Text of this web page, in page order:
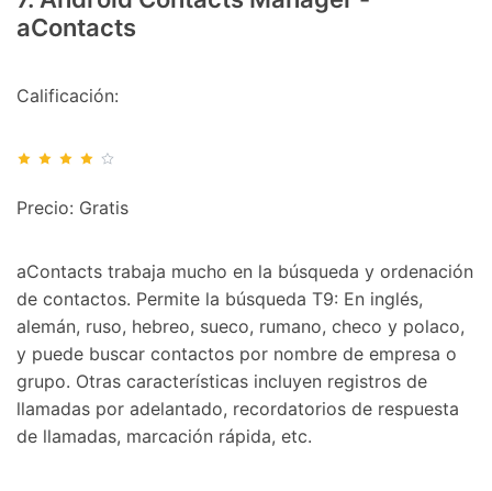
aContacts
Calificación:
Precio: Gratis
aContacts trabaja mucho en la búsqueda y ordenación
de contactos. Permite la búsqueda T9: En inglés,
alemán, ruso, hebreo, sueco, rumano, checo y polaco,
y puede buscar contactos por nombre de empresa o
grupo. Otras características incluyen registros de
llamadas por adelantado, recordatorios de respuesta
de llamadas, marcación rápida, etc.